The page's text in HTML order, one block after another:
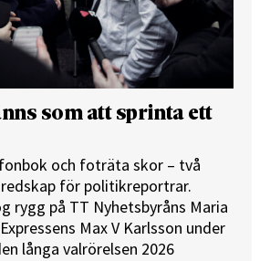
som att sprinta ett
och foträta skor – två
för politikreportrar.
rygg på TT Nyhetsbyråns Maria
Max V Karlsson under
långa valrörelsen 2026